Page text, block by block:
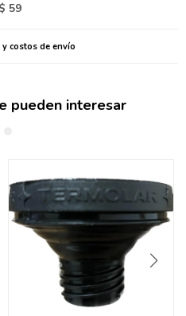
$ 59
costos de envío
pueden interesar